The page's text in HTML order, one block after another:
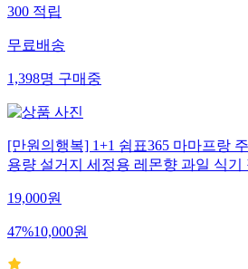
300적립
무료배송
1,398명구매중
[만원의행복] 1+1 쉼표365 마마프랑
용량 설거지 세정용 레몬향 과일 식기
19,000원
47%10,000원